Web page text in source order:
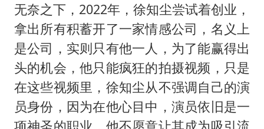
无奈之下，2022年，徐知尘尝试着创业，
拿出所有积蓄开了一家情感公司，名义上
是公司，实则只有他一人，为了能赢得出
头的机会，他只能疯狂的拍摄视频，只是
在这些视频里，徐知尘从不强调自己的演
员身份，因为在他心目中，演员依旧是一